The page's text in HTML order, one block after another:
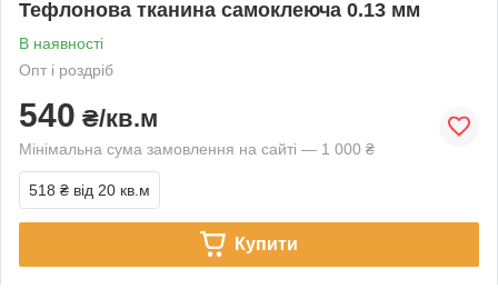
Тефлонова тканина самоклеюча 0.13 мм
В наявності
Опт і роздріб
540 ₴/кв.м
Мінімальна сума замовлення на сайті — 1 000 ₴
518 ₴ від 20 кв.м
Купити